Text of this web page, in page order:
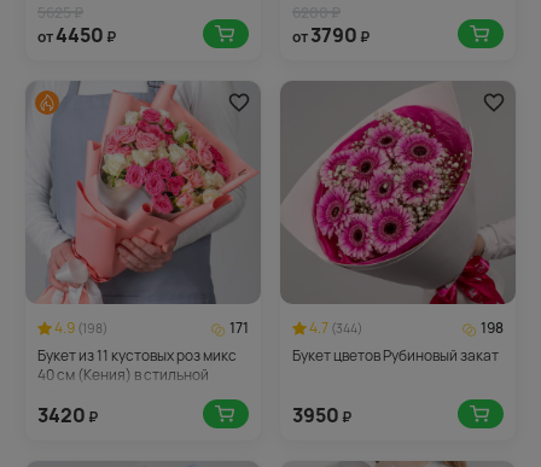
от4450 ₽
от3790 ₽
4.9 (198)
171
Букет из 11 кустовых роз микс
40 см (Кения) в стильной
3420 ₽
4.7 (344)
198
Букет цветов Рубиновый закат
3950 ₽